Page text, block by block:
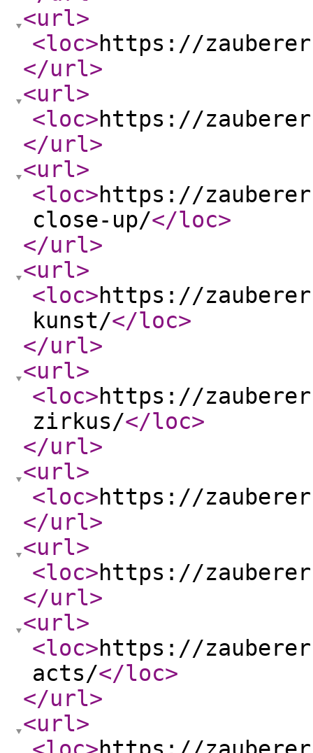
<url>
<loc>https://
</url>
<url>
<loc>https://
</url>
<url>
<loc>https://
close-up/</loc>
</url>
<url>
<loc>https://
kunst/</loc>
</url>
<url>
<loc>https://
zirkus/</loc>
</url>
<url>
<loc>https://
</url>
<url>
<loc>https://
</url>
<url>
<loc>https://
acts/</loc>
</url>
<url>